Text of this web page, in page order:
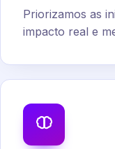
Priorizamos as
impacto real e